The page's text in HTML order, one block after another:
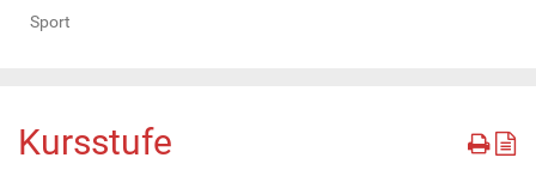
Sport
Kursstufe